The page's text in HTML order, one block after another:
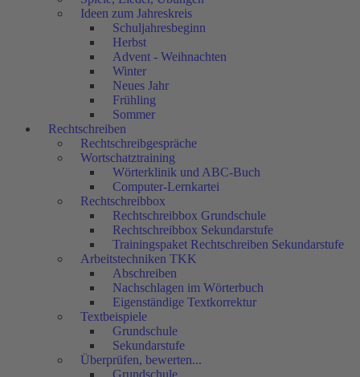
Ideen zum Jahreskreis
Schuljahresbeginn
Herbst
Advent - Weihnachten
Winter
Neues Jahr
Frühling
Sommer
Rechtschreiben
Rechtschreibgespräche
Wortschatztraining
Wörterklinik und ABC-Buch
Computer-Lernkartei
Rechtschreibbox
Rechtschreibbox Grundschule
Rechtschreibbox Sekundarstufe
Trainingspaket Rechtschreiben Sekundarstufe
Arbeitstechniken TKK
Abschreiben
Nachschlagen im Wörterbuch
Eigenständige Textkorrektur
Textbeispiele
Grundschule
Sekundarstufe
Überprüfen, bewerten...